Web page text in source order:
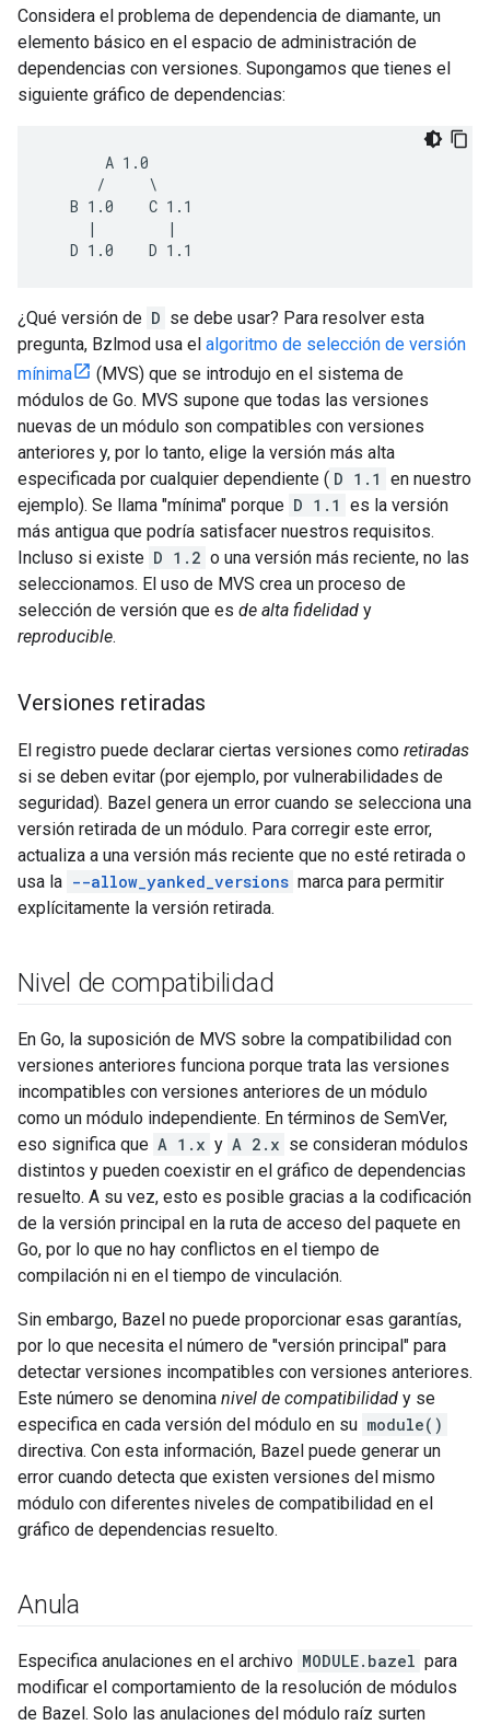
Considera el problema de dependencia de diamante, un
elemento básico en el espacio de administración de
dependencias con versiones. Supongamos que tienes el
siguiente gráfico de dependencias:
       A 1.0
      /     \
   B 1.0    C 1.1
     |        |
¿Qué versión de D se debe usar? Para resolver esta
pregunta, Bzlmod usa el algoritmo de selección de versión
mínima
(MVS) que se introdujo en el sistema de
módulos de Go. MVS supone que todas las versiones
nuevas de un módulo son compatibles con versiones
anteriores y, por lo tanto, elige la versión más alta
especificada por cualquier dependiente ( D 1.1 en nuestro
ejemplo). Se llama "mínima" porque D 1.1 es la versión
más antigua que podría satisfacer nuestros requisitos.
Incluso si existe D 1.2 o una versión más reciente, no las
seleccionamos. El uso de MVS crea un proceso de
selección de versión que es de alta fidelidad y
reproducible.
Versiones retiradas
El registro puede declarar ciertas versiones como retiradas
si se deben evitar (por ejemplo, por vulnerabilidades de
seguridad). Bazel genera un error cuando se selecciona una
versión retirada de un módulo. Para corregir este error,
actualiza a una versión más reciente que no esté retirada o
usa la --allow_yanked_versions marca para permitir
explícitamente la versión retirada.
Nivel de compatibilidad
En Go, la suposición de MVS sobre la compatibilidad con
versiones anteriores funciona porque trata las versiones
incompatibles con versiones anteriores de un módulo
como un módulo independiente. En términos de SemVer,
eso significa que A 1.x y A 2.x se consideran módulos
distintos y pueden coexistir en el gráfico de dependencias
resuelto. A su vez, esto es posible gracias a la codificación
de la versión principal en la ruta de acceso del paquete en
Go, por lo que no hay conflictos en el tiempo de
compilación ni en el tiempo de vinculación.
Sin embargo, Bazel no puede proporcionar esas garantías,
por lo que necesita el número de "versión principal" para
detectar versiones incompatibles con versiones anteriores.
Este número se denomina nivel de compatibilidad y se
especifica en cada versión del módulo en su module()
directiva. Con esta información, Bazel puede generar un
error cuando detecta que existen versiones del mismo
módulo con diferentes niveles de compatibilidad en el
gráfico de dependencias resuelto.
Anula
Especifica anulaciones en el archivo MODULE.bazel para
modificar el comportamiento de la resolución de módulos
de Bazel. Solo las anulaciones del módulo raíz surten